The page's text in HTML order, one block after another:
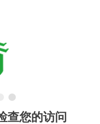
查您的访问